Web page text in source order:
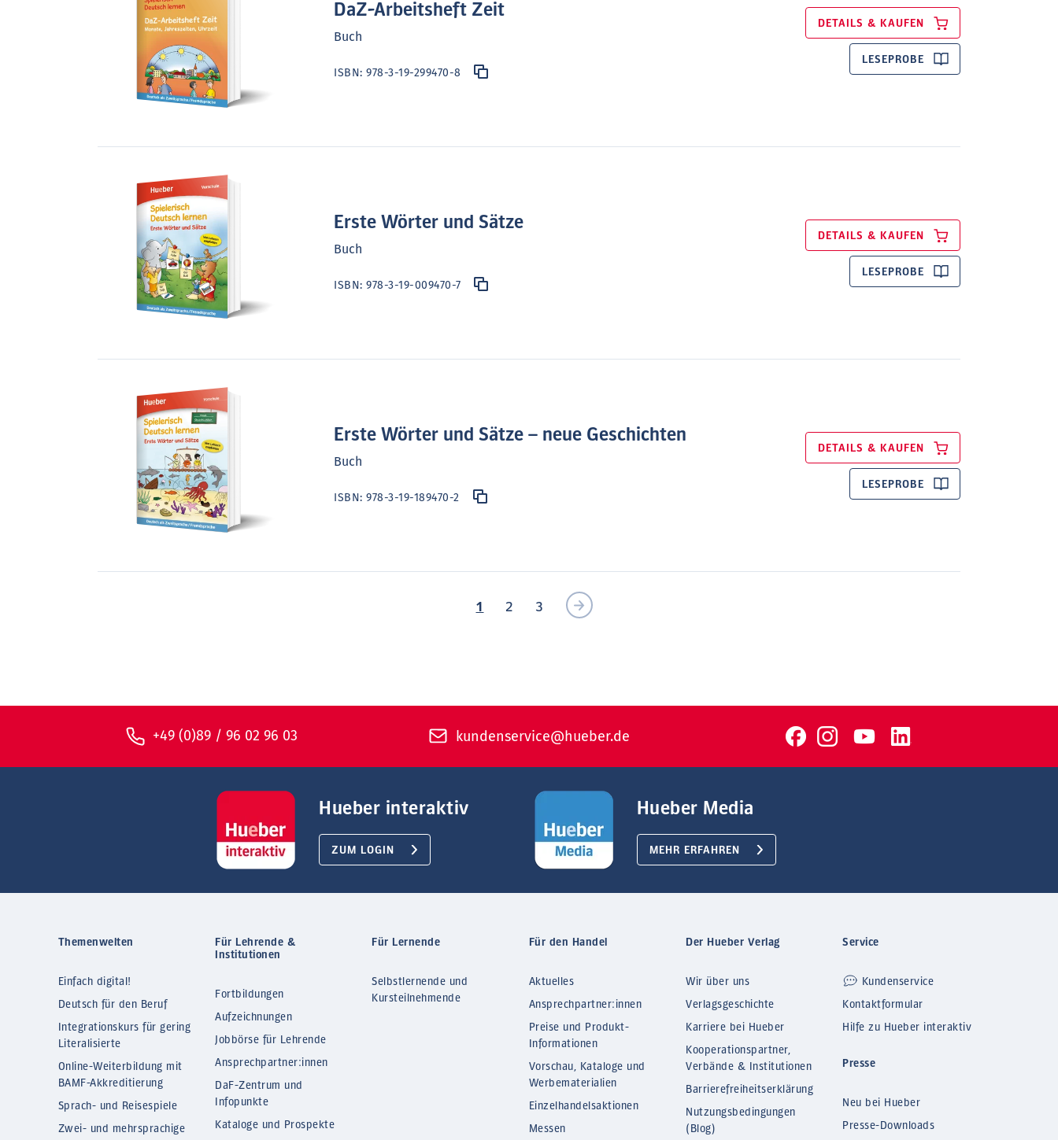
DaZ-Arbeitsheft Zeit
Buch
ISBN:978-3-19-299470-8
DETAILS & KAUFEN
LESEPROBE
Erste Wörter und Sätze
Buch
ISBN:978-3-19-009470-7
DETAILS & KAUFEN
LESEPROBE
Erste Wörter und Sätze – neue Geschichten
Buch
ISBN:978-3-19-189470-2
DETAILS & KAUFEN
LESEPROBE
1 2 3
+49 (0)89 / 96 02 96 03 kundenservice@hueber.de
Hueber interaktiv
ZUM LOGIN
Hueber Media
MEHR ERFAHREN
Themenwelten
Einfach digital!
Deutsch für den Beruf
Integrationskurs für gering
Literalisierte
Online-Weiterbildung mit
BAMF-Akkreditierung
Sprach- und Reisespiele
Zwei- und mehrsprachige
Für Lehrende &
Institutionen
Fortbildungen
Aufzeichnungen
Jobbörse für Lehrende
Ansprechpartner:innen
DaF-Zentrum und
Infopunkte
Kataloge und Prospekte
Für Lernende
Selbstlernende und
Kursteilnehmende
Für den Handel
Aktuelles
Ansprechpartner:innen
Preise und Produkt-
Informationen
Vorschau, Kataloge und
Werbematerialien
Einzelhandelsaktionen
Messen
Der Hueber Verlag
Wir über uns
Verlagsgeschichte
Karriere bei Hueber
Kooperationspartner,
Verbände & Institutionen
Barrierefreiheitserklärung
Nutzungsbedingungen
(Blog)
Service
Kundenservice
Kontaktformular
Hilfe zu Hueber interaktiv
Presse
Neu bei Hueber
Presse-Downloads